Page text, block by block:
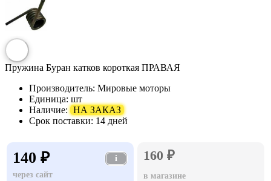
Пружина Буран катков короткая ПРАВАЯ
Производитель: Мировые моторы
Единица: шт
Наличие: НА ЗАКАЗ
Срок поставки: 14 дней
140 ₽
i
через сайт
160 ₽
в магазине